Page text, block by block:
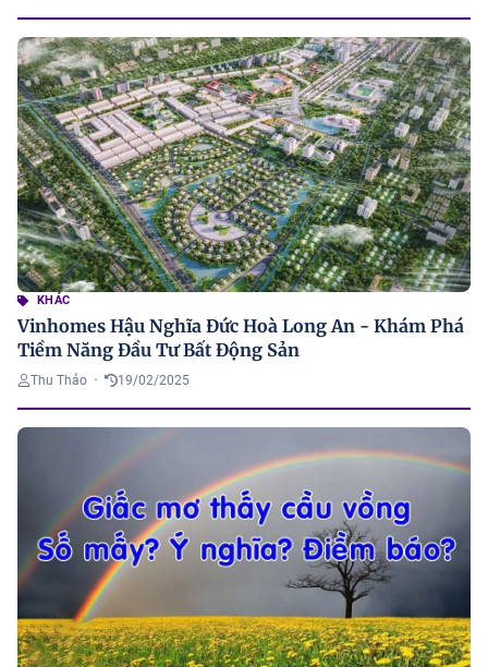
KHÁC
Vinhomes Hậu Nghĩa Đức Hoà Long An - Khám Phá
Tiềm Năng Đầu Tư Bất Động Sản
Thu Thảo • 19/02/2025